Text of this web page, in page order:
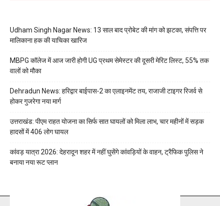
Udham Singh Nagar News: 13 साल बाद प्रोबेट की मांग को झटका, संपत्ति पर
मालिकाना हक की याचिका खारिज
MBPG कॉलेज में आज जारी होगी UG प्रथम सेमेस्टर की दूसरी मेरिट लिस्ट, 55% तक
वालों को मौका
Dehradun News: हरिद्वार बाईपास-2 का एलाइनमेंट तय, राजाजी टाइगर रिजर्व से
होकर गुजरेगा नया मार्ग
उत्तराखंड: पीएम राहत योजना का सिर्फ सात घायलों को मिला लाभ, चार महीनों में सड़क
हादसों में 406 लोग घायल
कांवड़ यात्रा 2026: देहरादून शहर में नहीं घुसेंगे कांवड़ियों के वाहन, ट्रैफिक पुलिस ने
बनाया नया रूट प्लान